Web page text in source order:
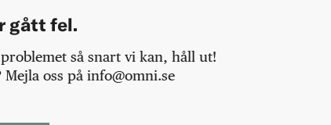
gått fel.
så snart vi kan, håll ut!
oss på info@omni.se